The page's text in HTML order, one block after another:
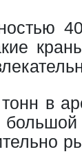
тонн в